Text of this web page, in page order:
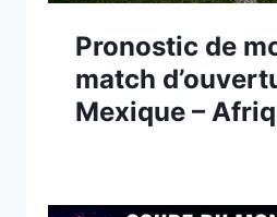
Pronostic de
match
Mexique –